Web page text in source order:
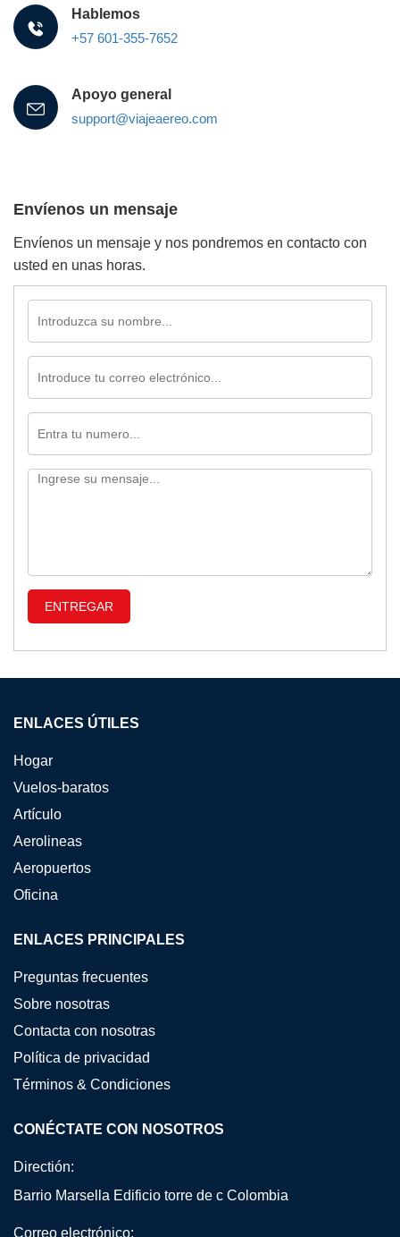
Hablemos
+57 601-355-7652
Apoyo general
support@viajeaereo.com
Envíenos un mensaje
Envíenos un mensaje y nos pondremos en contacto con
usted en unas horas.
ENLACES ÚTILES
Hogar
Vuelos-baratos
Artículo
Aerolineas
Aeropuertos
Oficina
ENLACES PRINCIPALES
Preguntas frecuentes
Sobre nosotras
Contacta con nosotras
Política de privacidad
Términos & Condiciones
CONÉCTATE CON NOSOTROS
Directión:
Barrio Marsella Edificio torre de c Colombia
Correo electrónico: